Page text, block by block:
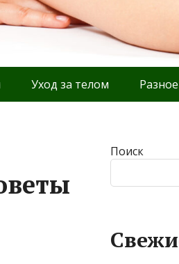
Уход за телом Разное
Поиск